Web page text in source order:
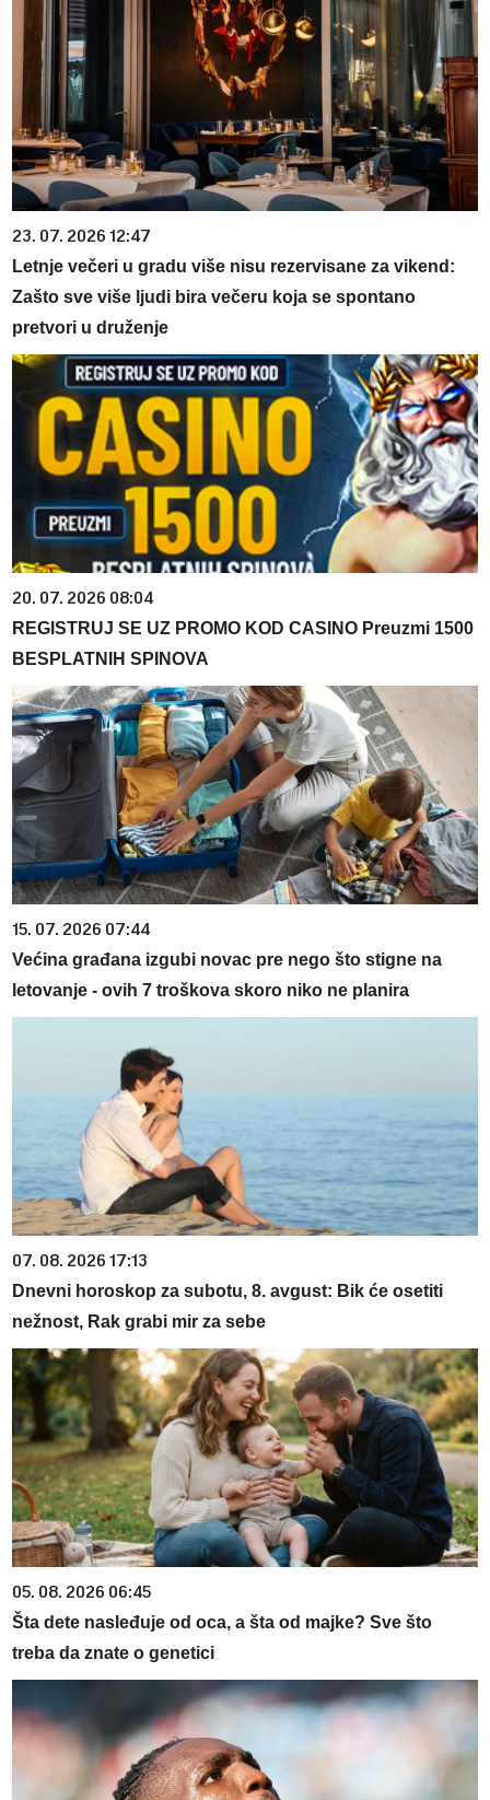
23. 07. 2026 12:47
Letnje večeri u gradu više nisu rezervisane za vikend:
Zašto sve više ljudi bira večeru koja se spontano
pretvori u druženje
20. 07. 2026 08:04
REGISTRUJ SE UZ PROMO KOD CASINO Preuzmi 1500
BESPLATNIH SPINOVA
15. 07. 2026 07:44
Većina građana izgubi novac pre nego što stigne na
letovanje - ovih 7 troškova skoro niko ne planira
07. 08. 2026 17:13
Dnevni horoskop za subotu, 8. avgust: Bik će osetiti
nežnost, Rak grabi mir za sebe
05. 08. 2026 06:45
Šta dete nasleđuje od oca, a šta od majke? Sve što
treba da znate o genetici